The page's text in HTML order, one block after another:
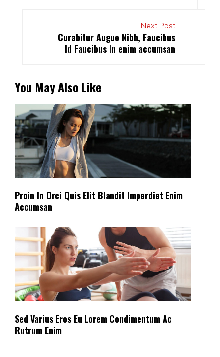
Next Post
Curabitur Augue Nibh, Faucibus
Id Faucibus In enim accumsan
You May Also Like
Proin In Orci Quis Elit Blandit Imperdiet Enim
Accumsan
Sed Varius Eros Eu Lorem Condimentum Ac
Rutrum Enim